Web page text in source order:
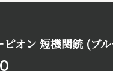
ピオン 短機関銃 (ブ